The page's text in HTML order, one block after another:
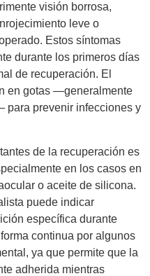
visión borrosa,
leve o
Estos síntomas
durante los primeros días
de recuperación. El
en gotas —generalmente
para prevenir infecciones y
de la recuperación es
en los casos en
o aceite de silicona.
puede indicar
específica durante
continua por algunos
ya que permite que la
adherida mientras